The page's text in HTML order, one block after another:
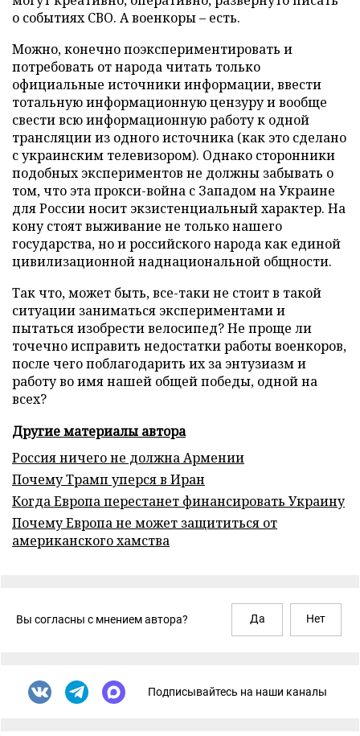
о событиях СВО. А военкоры – есть.
Можно, конечно поэкспериментировать и
потребовать от народа читать только
официальные источники информации, ввести
тотальную информационную цензуру и вообще
свести всю информационную работу к одной
трансляции из одного источника (как это сделано
с украинским телевизором). Однако сторонники
подобных экспериментов не должны забывать о
том, что эта прокси-война с Западом на Украине
для России носит экзистенциальный характер. На
кону стоят выживание не только нашего
государства, но и российского народа как единой
цивилизационной наднациональной общности.
Так что, может быть, все-таки не стоит в такой
ситуации заниматься экспериментами и
пытаться изобрести велосипед? Не проще ли
точечно исправить недостатки работы военкоров,
после чего поблагодарить их за энтузиазм и
работу во имя нашей общей победы, одной на
всех?
Другие материалы автора
Россия ничего не должна Армении
Почему Трамп уперся в Иран
Когда Европа перестанет финансировать Украину
Почему Европа не может защититься от
американского хамства
Вы согласны с мнением автора? Да Нет
Подписывайтесь на наши каналы